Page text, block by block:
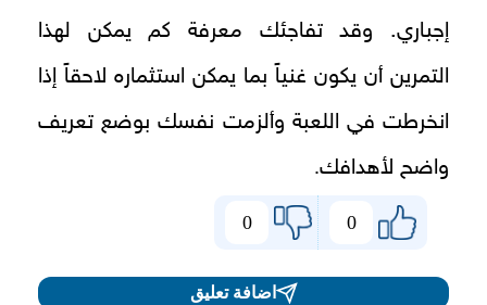
إجباري. وقد تفاجئك معرفة كم يمكن لهذا
التمرين أن يكون غنياً بما يمكن استثماره لاحقاً إذا
انخرطت في اللعبة وألزمت نفسك بوضع تعريف
واضح لأهدافك.
0
0
اضافة تعليق